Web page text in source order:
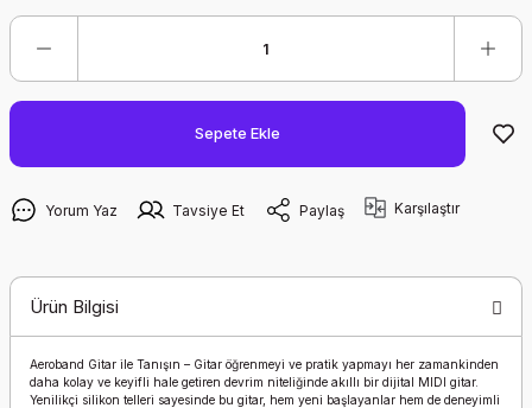
Sepete Ekle
Yorum Yaz Tavsiye Et Paylaş Karşılaştır
Ürün Bilgisi
Aeroband Gitar ile Tanışın – Gitar öğrenmeyi ve pratik yapmayı her zamankinden
daha kolay ve keyifli hale getiren devrim niteliğinde akıllı bir dijital MIDI gitar.
Yenilikçi silikon telleri sayesinde bu gitar, hem yeni başlayanlar hem de deneyimli